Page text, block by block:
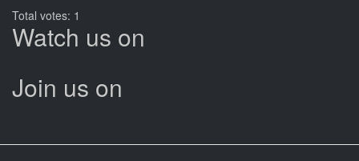
Total votes: 1
Watch us on
Join us on